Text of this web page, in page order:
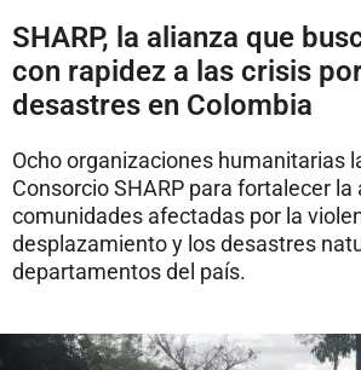
SHARP, la alianza que
con rapidez a las crisis
desastres en Colombia
Ocho organizaciones humanitarias
Consorcio SHARP para fortalecer la
comunidades afectadas por la
desplazamiento y los desastres
departamentos del país.